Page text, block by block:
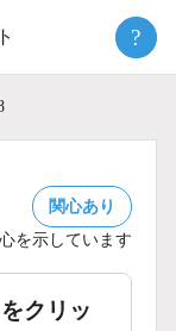
?
関心あり
を示しています
クリッ